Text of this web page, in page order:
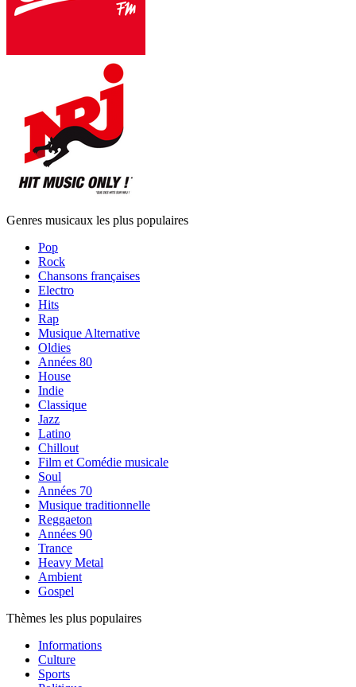
Genres musicaux les plus populaires
Pop
Rock
Chansons françaises
Electro
Hits
Rap
Musique Alternative
Oldies
Années 80
House
Indie
Classique
Jazz
Latino
Chillout
Film et Comédie musicale
Soul
Années 70
Musique traditionnelle
Reggaeton
Années 90
Trance
Heavy Metal
Ambient
Gospel
Thèmes les plus populaires
Informations
Culture
Sports